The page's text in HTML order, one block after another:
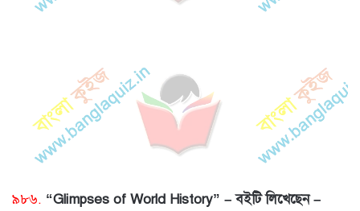
৯৮৬. “Glimpses of World History” – বইটি লিখেছেন –